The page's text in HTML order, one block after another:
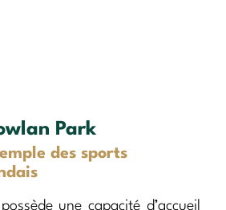
Park
des sports
une capacité d’accueil